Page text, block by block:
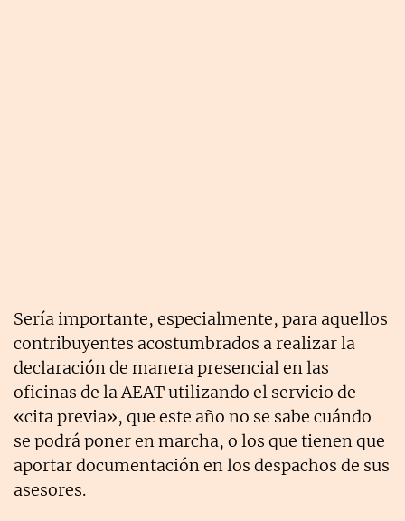
Sería importante, especialmente, para aquellos
contribuyentes acostumbrados a realizar la
declaración de manera presencial en las
oficinas de la AEAT utilizando el servicio de
«cita previa», que este año no se sabe cuándo
se podrá poner en marcha, o los que tienen que
aportar documentación en los despachos de sus
asesores.